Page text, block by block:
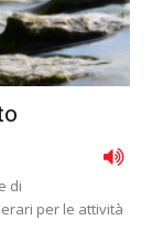
di
per le attività